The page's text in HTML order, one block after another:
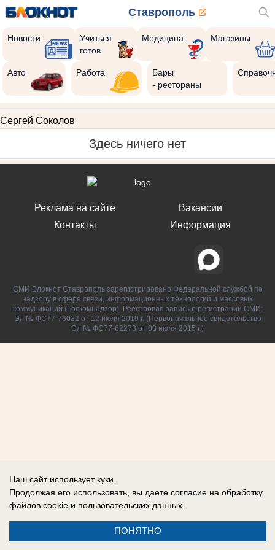
Ставрополь
Новости
Учиться
готов
Медицина Магазины
Авто Работа
Бары
- рестораны
Сергей Соколов
Здесь ничего нет
Реклама на сайте
Контакты
Вакансии
Информация
СМИ Блокнот Ставрополь зарегистрировано Федеральной службой по
надзору в сфере связи, информационных технологий и массовых
коммуникаций (Роскомнадзор). Реестровая запись о регистрации СМИ:
Эл № ФС77-76032 от 12 июля 2019 г. (Первоначальное свидетельство
Эл № ФС77-62273 от 03 июля 2015 г.)
Наш сайт использует куки.
Продолжая его использовать, вы даете согласие на обработку
файлов cookie и пользовательских данных.
ПОНЯТНО